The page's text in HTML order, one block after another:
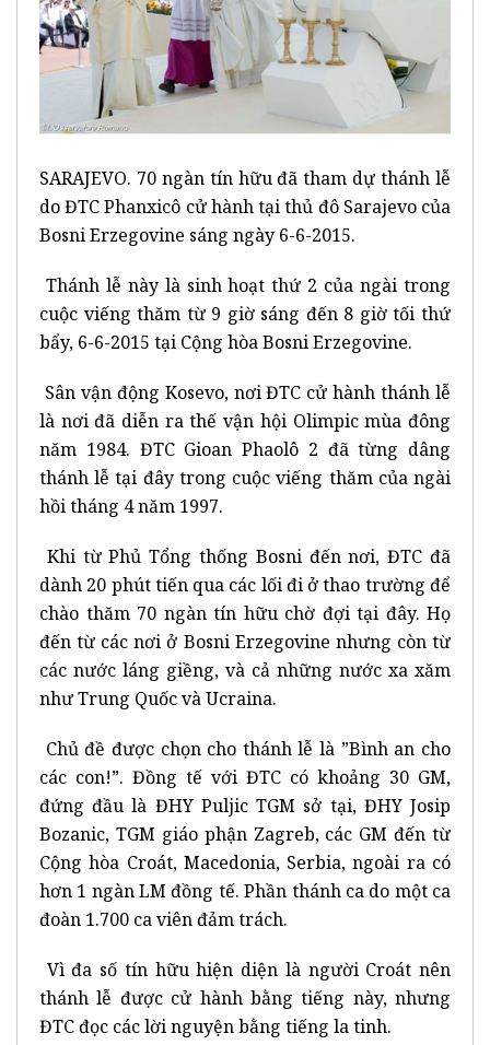
SARAJEVO. 70 ngàn tín hữu đã tham dự thánh lễ
do ĐTC Phanxicô cử hành tại thủ đô Sarajevo của
Bosni Erzegovine sáng ngày 6-6-2015.
Thánh lễ này là sinh hoạt thứ 2 của ngài trong
cuộc viếng thăm từ 9 giờ sáng đến 8 giờ tối thứ
bẩy, 6-6-2015 tại Cộng hòa Bosni Erzegovine.
Sân vận động Kosevo, nơi ĐTC cử hành thánh lễ
là nơi đã diễn ra thế vận hội Olimpic mùa đông
năm 1984. ĐTC Gioan Phaolô 2 đã từng dâng
thánh lễ tại đây trong cuộc viếng thăm của ngài
hồi tháng 4 năm 1997.
Khi từ Phủ Tổng thống Bosni đến nơi, ĐTC đã
dành 20 phút tiến qua các lối đi ở thao trường để
chào thăm 70 ngàn tín hữu chờ đợi tại đây. Họ
đến từ các nơi ở Bosni Erzegovine nhưng còn từ
các nước láng giềng, và cả những nước xa xăm
như Trung Quốc và Ucraina.
Chủ đề được chọn cho thánh lễ là ”Bình an cho
các con!”. Đồng tế với ĐTC có khoảng 30 GM,
đứng đầu là ĐHY Puljic TGM sở tại, ĐHY Josip
Bozanic, TGM giáo phận Zagreb, các GM đến từ
Cộng hòa Croát, Macedonia, Serbia, ngoài ra có
hơn 1 ngàn LM đồng tế. Phần thánh ca do một ca
đoàn 1.700 ca viên đảm trách.
Vì đa số tín hữu hiện diện là người Croát nên
thánh lễ được cử hành bằng tiếng này, nhưng
ĐTC đọc các lời nguyện bằng tiếng la tinh.